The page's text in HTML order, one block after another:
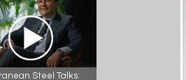
Steel Talks: